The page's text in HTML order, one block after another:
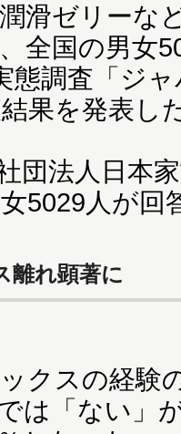
滑ゼリーな
全国の男女
態調査「ジ
果を発表し
団法人日本
5029人が回
離れ顕著に
クスの経験
は「ない」